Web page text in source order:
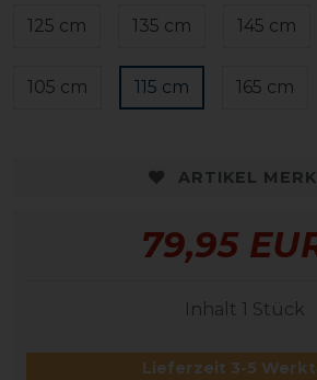
125 cm 135 cm 145 cm
105 cm 115 cm 165 cm
ARTIKEL
79,95
Inhalt 1 Stück
Lieferzeit 3-5